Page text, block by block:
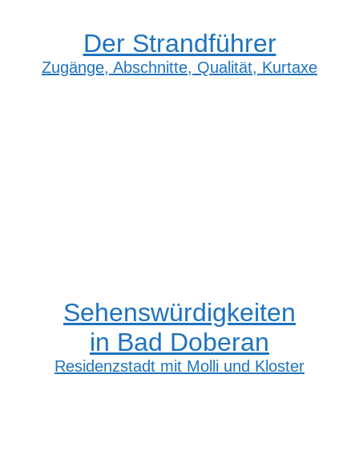
Der Strandführer
Zugänge, Abschnitte, Qualität, Kurtaxe
Sehenswürdigkeiten
in Bad Doberan
Residenzstadt mit Molli und Kloster